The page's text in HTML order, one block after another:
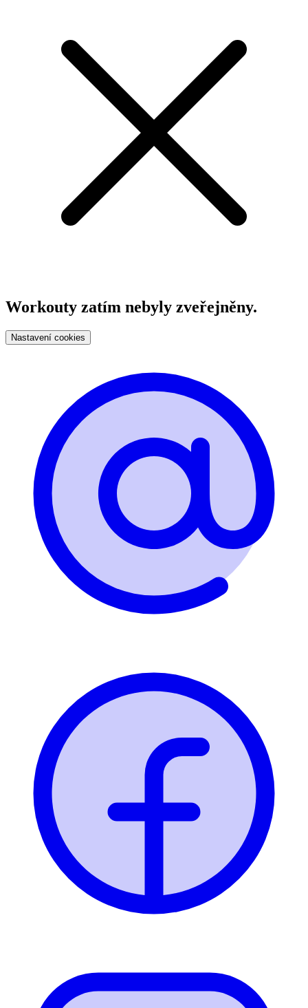
Workouty zatím nebyly zveřejněny.
Nastavení cookies